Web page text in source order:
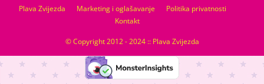
Plava Zvijezda Marketing i oglašavanje
Politika privatnosti
Kontakt
© Copyright 2012 - 2024 :: Plava Zvijezda